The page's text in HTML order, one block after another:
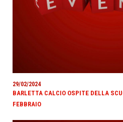
29/02/2024
BARLETTA CALCIO OSPITE DELLA
FEBBRAIO